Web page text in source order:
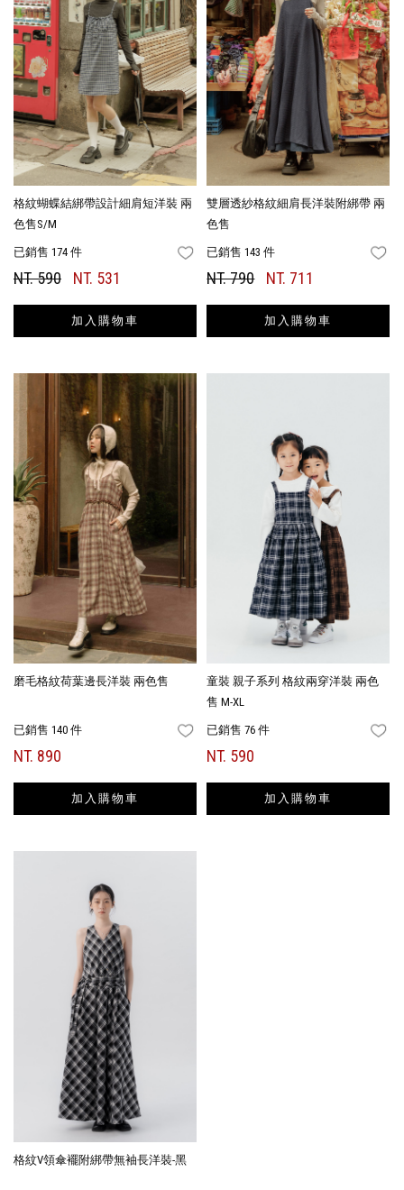
格紋蝴蝶結綁帶設計細肩短洋裝 兩
色售S/M
已銷售 174 件 FAVORITES
NT. 590 NT. 531
加入購物車
雙層透紗格紋細肩長洋裝附綁帶 兩
色售
已銷售 143 件
NT. 790 NT. 711
加入購物車
磨毛格紋荷葉邊長洋裝 兩色售
已銷售 140 件 FAVORITES
NT. 890
加入購物車
童裝 親子系列 格紋兩穿洋裝 兩色
售 M-XL
已銷售 76 件
NT. 590
加入購物車
格紋V領傘襬附綁帶無袖長洋裝-黑